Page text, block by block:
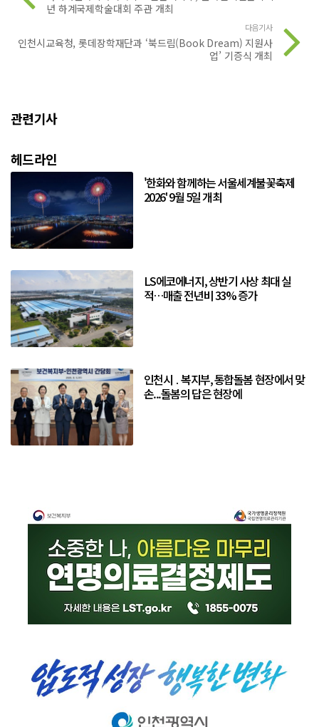
년 하계국제학술대회 주관 개최
다음기사
인천시교육청, 롯데장학재단과 ‘북드림(Book Dream) 지원사
업’ 기증식 개최
관련기사
헤드라인
'한화와 함께하는 서울세계불꽃축제
2026' 9월 5일 개최
LS에코에너지, 상반기 사상 최대 실
적…매출 전년비 33% 증가
인천시 ․ 복지부, 통합돌봄 현장에서 맞
손...돌봄의 답은 현장에